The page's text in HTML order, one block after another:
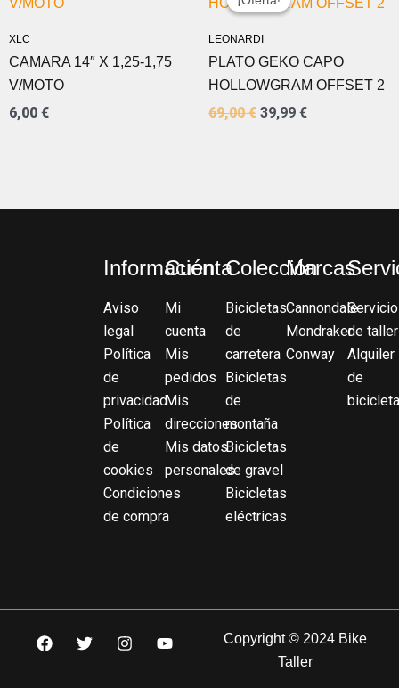
XLC
CAMARA 14″ X 1,25-1,75
V/MOTO
6,00 €
LEONARDI
PLATO GEKO CAPO
HOLLOWGRAM OFFSET 2
69,00€
ORIGINAL
69,00 €.
39,99 €
ACTUAL
Información
Aviso
legal
Política
de
privacidad
Política
de
cookies
Condiciones
de compra
Cuenta
Mi
cuenta
Mis
pedidos
Mis
direcciones
Mis datos
personales
Colección
Bicicletas
de
carretera
Bicicletas
de
montaña
Bicicletas
de gravel
Bicicletas
eléctricas
Marcas
Cannondale
Mondraker
Conway
Servicio
de taller
Alquiler
de
Copyright © 2024 Bike
Taller
F
a
T
w
I
n
Y
o